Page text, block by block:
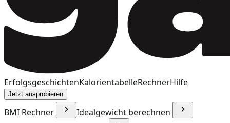
ErfolgsgeschichtenKalorientabelleRechnerHilfe
Jetzt ausprobieren
BMI Rechner
Idealgewicht berechnen